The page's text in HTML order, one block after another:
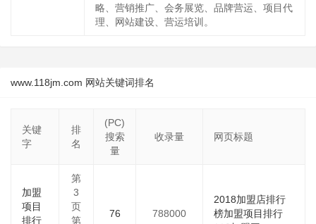
略、营销推广、会务展览、品牌营运、项目代
理、网站建设、营运培训。
www.118jm.com 网站关键词排名
关键
字
排
名
(PC)
搜索
量
收录量 网页标题
加盟
项目
排行
第
3
页
第
76 788000
2018加盟店排行
榜加盟项目排行